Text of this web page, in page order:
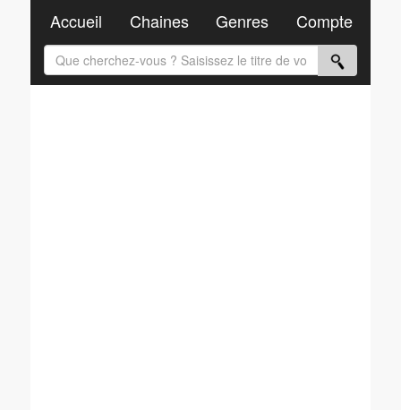
Accueil Chaines Genres Compte